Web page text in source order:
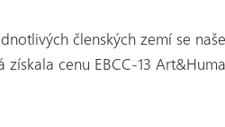
členských zemí se
cenu EBCC-13